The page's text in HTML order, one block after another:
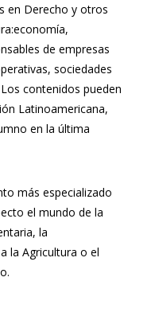
en Derecho y otros
de empresas
sociedades
contenidos pueden
Latinoamericana,
en la última
más especializado
el mundo de la
la
la Agricultura o el